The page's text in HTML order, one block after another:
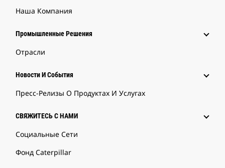
Наша Компания
Промышленные Решения
Отрасли
Новости И События
Пресс-Релизы О Продуктах И Услугах
СВЯЖИТЕСЬ С НАМИ
Социальные Сети
Фонд Caterpillar